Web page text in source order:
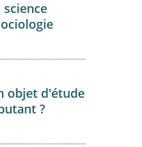
objet d'étude
?